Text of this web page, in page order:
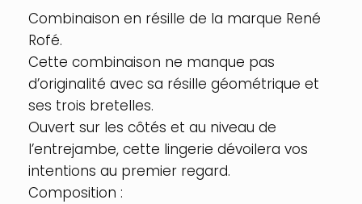
TU
-
OS,
Couleur
Noir
Combinaison en résille de la marque René
Rofé.
Cette combinaison ne manque pas
d’originalité avec sa résille géométrique et
ses trois bretelles.
Ouvert sur les côtés et au niveau de
l’entrejambe, cette lingerie dévoilera vos
intentions au premier regard.
Composition :